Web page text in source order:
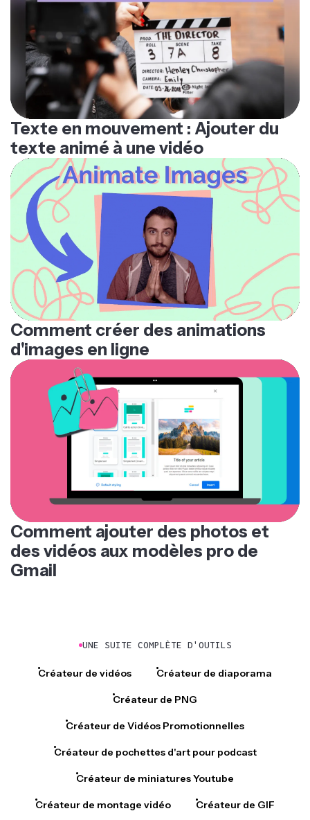
Texte en mouvement : Ajouter du
texte animé à une vidéo
Comment créer des animations
d'images en ligne
Comment ajouter des photos et
des vidéos aux modèles pro de
Gmail
UNE SUITE COMPLÈTE D'OUTILS
Créateur de vidéos Créateur de diaporama
Créateur de PNG
Créateur de Vidéos Promotionnelles
Créateur de pochettes d'art pour podcast
Créateur de miniatures Youtube
Créateur de montage vidéo Créateur de GIF